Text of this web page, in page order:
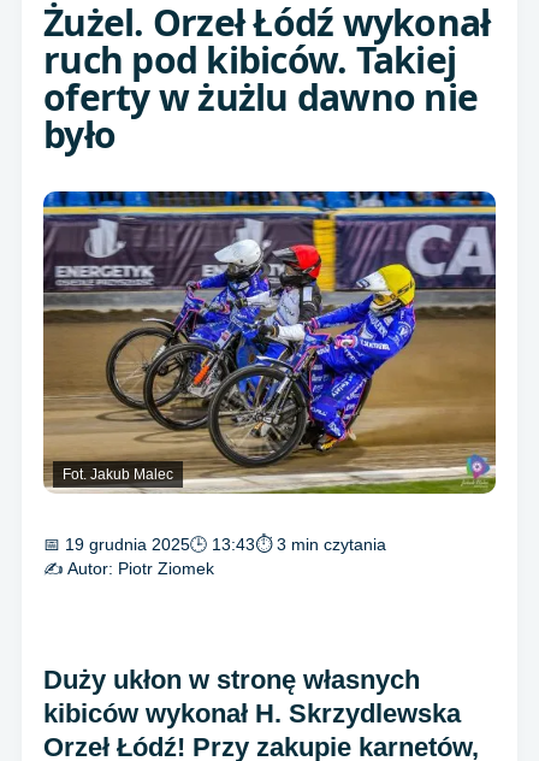
Żużel. Orzeł Łódź wykonał
ruch pod kibiców. Takiej
oferty w żużlu dawno nie
było
Fot. Jakub Malec
📅 19 grudnia 2025🕒 13:43⏱ 3 min czytania
✍️ Autor: Piotr Ziomek
Duży ukłon w stronę własnych
kibiców wykonał H. Skrzydlewska
Orzeł Łódź! Przy zakupie karnetów,